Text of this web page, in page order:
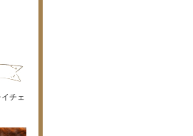
チェ